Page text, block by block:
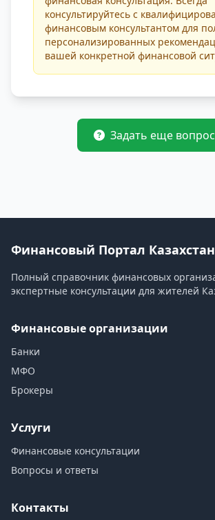
консультируйтесь с
финансовым консультантом для
персонализированных
вашей конкретной финансовой
Задать еще вопрос
Финансовый Портал
Полный справочник финансовых
экспертные консультации для жителей
Финансовые организации
Банки
МФО
Брокеры
Услуги
Финансовые консультации
Вопросы и ответы
Контакты